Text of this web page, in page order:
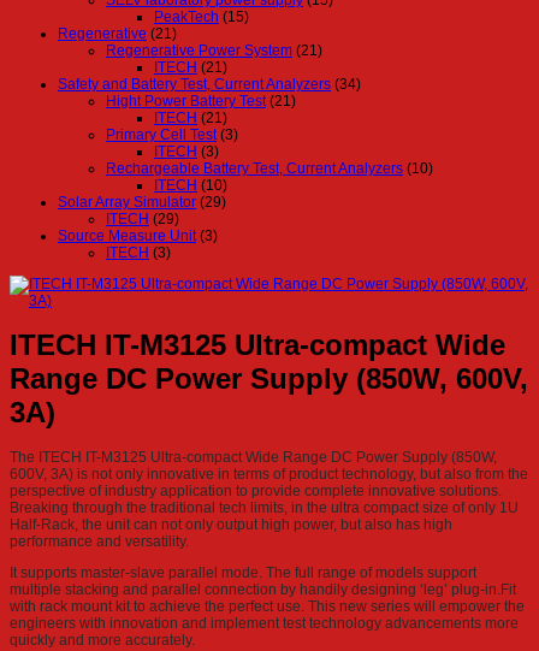
PeakTech (15)
Regenerative (21)
Regenerative Power System (21)
ITECH (21)
Safety and Battery Test, Current Analyzers (34)
Hight Power Battery Test (21)
ITECH (21)
Primary Cell Test (3)
ITECH (3)
Rechargeable Battery Test, Current Analyzers (10)
ITECH (10)
Solar Array Simulator (29)
ITECH (29)
Source Measure Unit (3)
ITECH (3)
ITECH IT-M3125 Ultra-compact Wide
Range DC Power Supply (850W, 600V,
3A)
The ITECH IT-M3125 Ultra-compact Wide Range DC Power Supply (850W,
600V, 3A) is not only innovative in terms of product technology, but also from the
perspective of industry application to provide complete innovative solutions.
Breaking through the traditional tech limits, in the ultra compact size of only 1U
Half-Rack, the unit can not only output high power, but also has high
performance and versatility.
It supports master-slave parallel mode. The full range of models support
multiple stacking and parallel connection by handily designing ‘leg’ plug-in.Fit
with rack mount kit to achieve the perfect use. This new series will empower the
engineers with innovation and implement test technology advancements more
quickly and more accurately.